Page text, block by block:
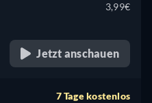
3,99€
Jetzt anschauen
7 Tage kostenlos